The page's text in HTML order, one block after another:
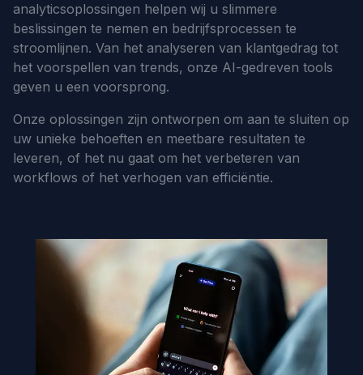
analyticsoplossingen helpen wij u slimmere
beslissingen te nemen en bedrijfsprocessen te
stroomlijnen. Van het analyseren van klantgedrag tot
het voorspellen van trends, onze AI-gedreven tools
geven u een voorsprong.
Onze oplossingen zijn ontworpen om aan te sluiten op
uw unieke behoeften en meetbare resultaten te
leveren, of het nu gaat om het verbeteren van
workflows of het verhogen van efficiëntie.